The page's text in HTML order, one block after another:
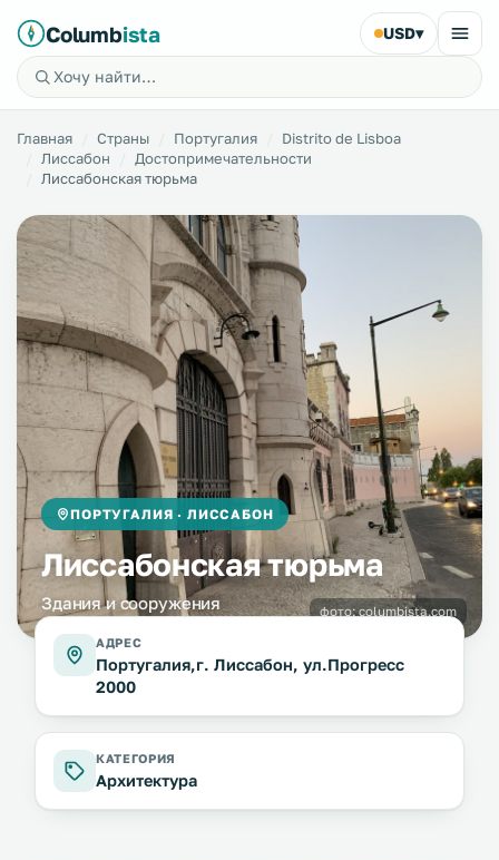
Columbista USD▾
Главная Страны Португалия
Distrito de Lisboa
Лиссабон
Достопримечательности
Лиссабонская тюрьма
ПОРТУГАЛИЯ · ЛИССАБОН
Лиссабонская тюрьма
Здания и сооружения фото:columbista.com
АДРЕС
Португалия,г. Лиссабон, ул.Прогресс
2000
КАТЕГОРИЯ
Архитектура